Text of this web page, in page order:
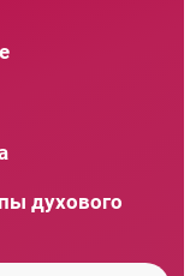
духового